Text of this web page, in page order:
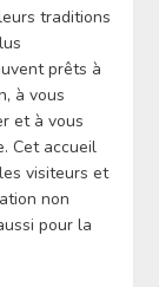
traditions
prêts à
à vous
et à vous
Cet accueil
visiteurs et
non
pour la